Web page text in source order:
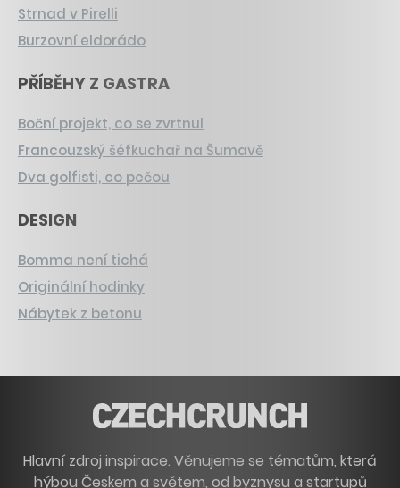
Strnad v Pirelli
Burzovní eldorádo
PŘÍBĚHY Z GASTRA
Boční projekt, co se zvrtnul
Francouzský šéfkuchař na Šumavě
Dva golfisti, co pečou
DESIGN
Bomma není tichá
Originální hodinky
Nábytek z betonu
Hlavní zdroj inspirace. Věnujeme se tématům, která
hýbou Českem a světem, od byznysu a startupů